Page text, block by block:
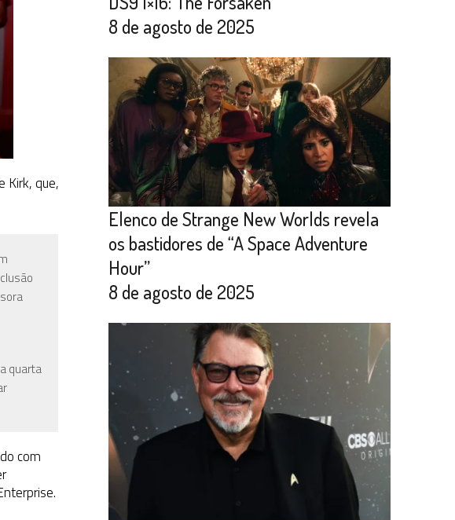
Kirk, que,
quarta
com
.
8 de agosto de 2025
Elenco de Strange New Worlds revela
os bastidores de “A Space Adventure
Hour”
8 de agosto de 2025